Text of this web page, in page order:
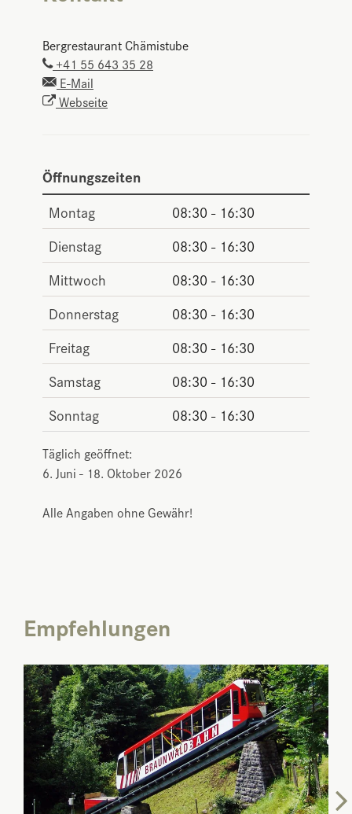
Bergrestaurant Chämistube
+41 55 643 35 28
E-Mail
Webseite
Öffnungszeiten
Montag
08:30 - 16:30
Dienstag
08:30 - 16:30
Mittwoch
08:30 - 16:30
Donnerstag
08:30 - 16:30
Freitag
08:30 - 16:30
Samstag
08:30 - 16:30
Sonntag
08:30 - 16:30
Täglich geöffnet:
6. Juni - 18. Oktober 2026
Alle Angaben ohne Gewähr!
Empfehlungen